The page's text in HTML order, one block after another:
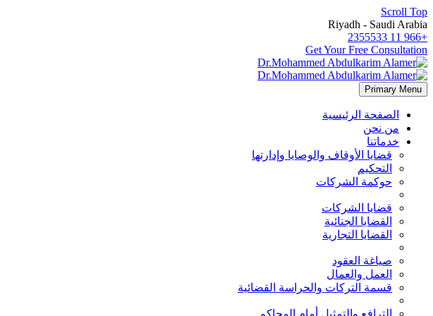
Scroll Top
Riyadh - Saudi Arabia
+966 11 2355533
Get Your Free Consultation
Primary Menu
الصفحة الرئيسية
من نحن
خدماتنا
قضايا الأوقاف والوصايا وإدارتها
التحكيم
حوكمة الشركات
قضايا الشركات
القضايا الجنائية
القضايا التجارية
صياغة العقود
العمل والعمال
قسمة التركات والحراسة القضائية
الترافع والتمثيل أمام المحاكم